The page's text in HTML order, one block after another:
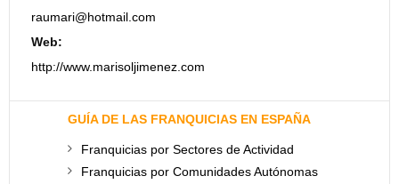
raumari@hotmail.com
Web:
http://www.marisoljimenez.com
GUÍA DE LAS FRANQUICIAS EN ESPAÑA
Franquicias por Sectores de Actividad
Franquicias por Comunidades Autónomas